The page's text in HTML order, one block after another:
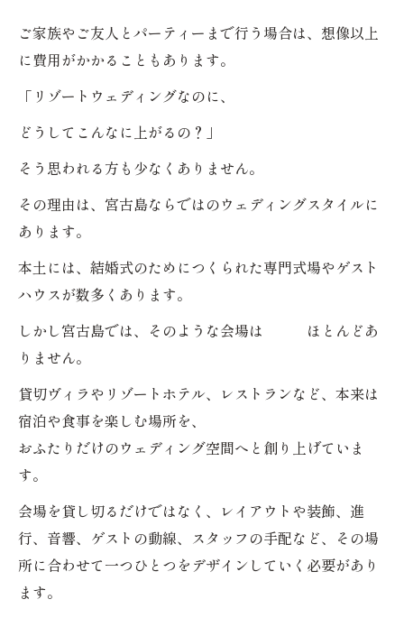
ご家族やご友人とパーティーまで行う場合は、想像以上
に費用がかかることもあります。
「リゾートウェディングなのに、
どうしてこんなに上がるの？」
そう思われる方も少なくありません。
その理由は、宮古島ならではのウェディングスタイルに
あります。
本土には、結婚式のためにつくられた専門式場やゲスト
ハウスが数多くあります。
しかし宮古島では、そのような会場は ほとんどあ
りません。
貸切ヴィラやリゾートホテル、レストランなど、本来は
宿泊や食事を楽しむ場所を、
おふたりだけのウェディング空間へと創り上げていま
す。
会場を貸し切るだけではなく、レイアウトや装飾、進
行、音響、ゲストの動線、スタッフの手配など、その場
所に合わせて一つひとつをデザインしていく必要があり
ます。